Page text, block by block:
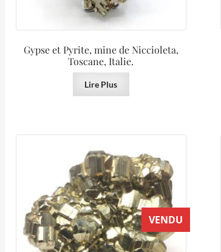
Gypse et Pyrite, mine de Niccioleta,
Toscane, Italie.
Lire Plus
VENDU